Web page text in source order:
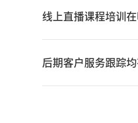
线上直播课程培训在
后期客户服务跟踪